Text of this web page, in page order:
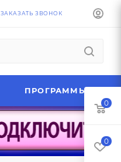
ЗАКАЗАТЬ ЗВОНОК
ПРОГРАММЫ
0
0